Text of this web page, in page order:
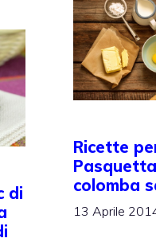
Ricette
colomba
13 Aprile
di